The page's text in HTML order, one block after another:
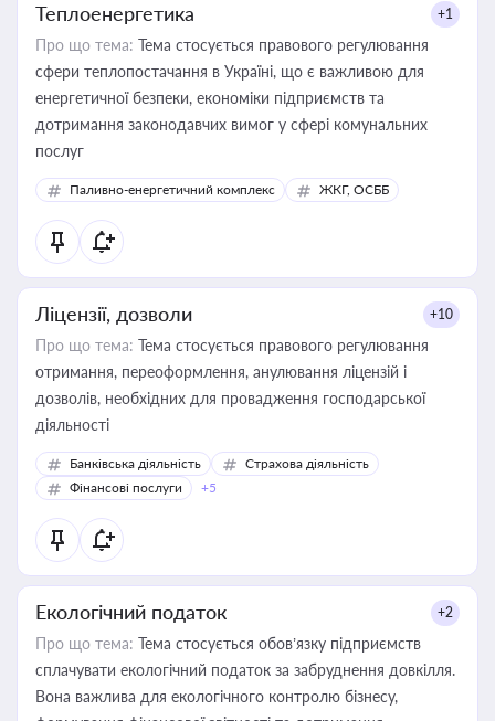
Теплоенергетика +1
Про що тема: Тема стосується правового регулювання
сфери теплопостачання в Україні, що є важливою для
енергетичної безпеки, економіки підприємств та
дотримання законодавчих вимог у сфері комунальних
послуг
Паливно-енергетичний комплекс ЖКГ, ОСББ
Ліцензії, дозволи +10
Про що тема: Тема стосується правового регулювання
отримання, переоформлення, анулювання ліцензій і
дозволів, необхідних для провадження господарської
діяльності
Банківська діяльність
Страхова діяльність
Фінансові послуги
+5
Екологічний податок +2
Про що тема: Тема стосується обов’язку підприємств
сплачувати екологічний податок за забруднення довкілля.
Вона важлива для екологічного контролю бізнесу,